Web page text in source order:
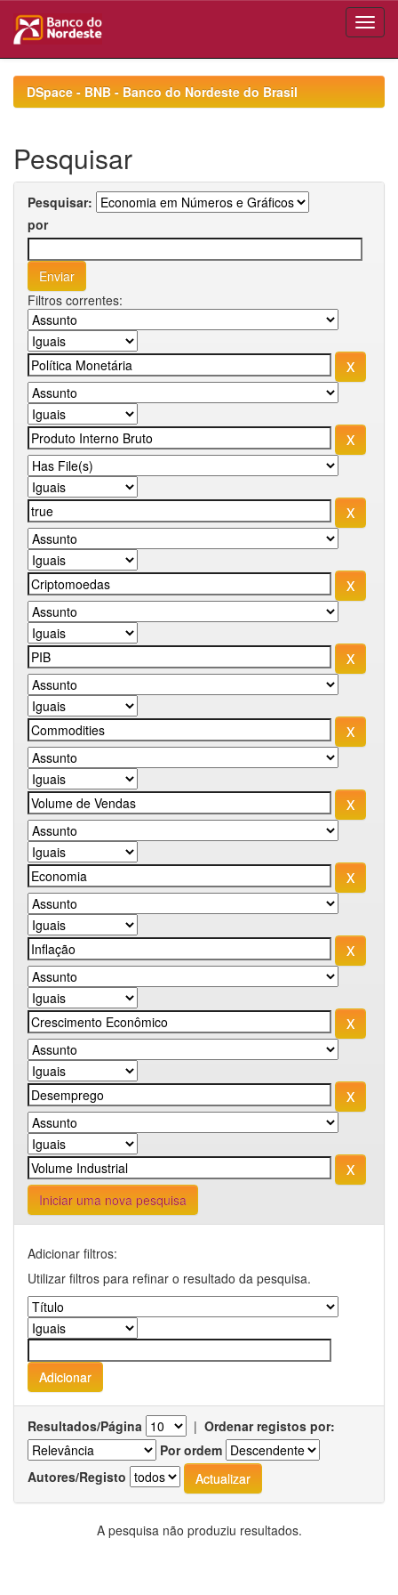
navigationDSpace - BNB - Banco do Nordeste do Brasil
Pesquisar
Pesquisar:
por
Filtros correntes:
Iniciar uma nova pesquisa
Adicionar filtros:
Utilizar filtros para refinar o resultado da pesquisa.
Resultados/Página | Ordenar registos por:
Por ordem
Autores/Registo
A pesquisa não produziu resultados.